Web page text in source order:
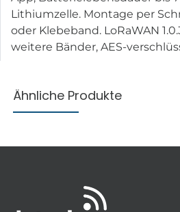
Lithiumzelle. Montage per
oder Klebeband. LoRaWAN
weitere Bänder, AES-
Ähnliche Produkte